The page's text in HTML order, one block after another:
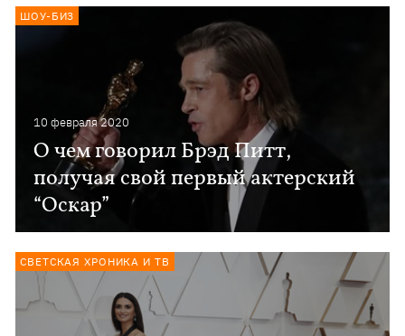
10 февраля 2020
О чем говорил Брэд Питт,
получая свой первый актерский
“Оскар”
ШОУ-БИЗ
СВЕТСКАЯ ХРОНИКА И ТВ